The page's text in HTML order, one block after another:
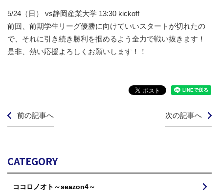
5/24（日） vs静岡産業大学 13:30 kickoff
前回、前期学生リーグ優勝に向けていいスタートが切れたの
で、それに引き続き勝利を掴めるよう全力で戦い抜きます！
是非、熱い応援よろしくお願いします！！
前の記事へ 次の記事へ
CATEGORY
ココロノオト～seazon4～